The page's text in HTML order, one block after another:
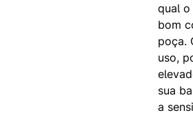
qual
bom
poça.
uso,
sua
a